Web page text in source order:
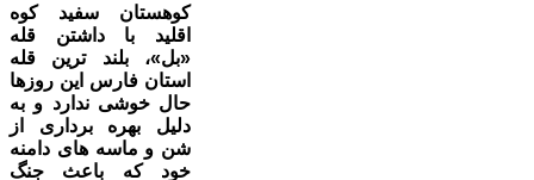
کوهستان سفید کوه
اقلید با داشتن قله
«بل»، بلند ترین قله
استان فارس این روزها
حال خوشی ندارد و به
دلیل بهره برداری از
شن و ماسه های دامنه
خود که باعث جنگ